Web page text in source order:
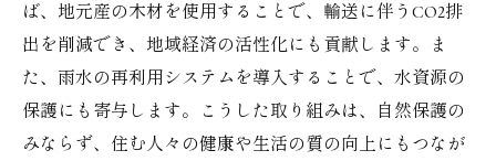
ば、地元産の木材を使用することで、輸送に伴うCO2排
出を削減でき、地域経済の活性化にも貢献します。ま
た、雨水の再利用システムを導入することで、水資源の
保護にも寄与します。こうした取り組みは、自然保護の
みならず、住む人々の健康や生活の質の向上にもつなが